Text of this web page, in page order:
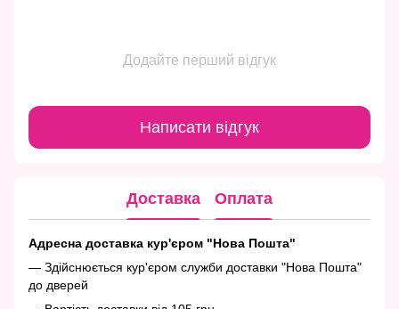
Додайте перший відгук
Написати відгук
Доставка Оплата
Адресна доставка кур'єром "Нова Пошта"
— Здійснюється кур'єром служби доставки "Нова Пошта"
до дверей